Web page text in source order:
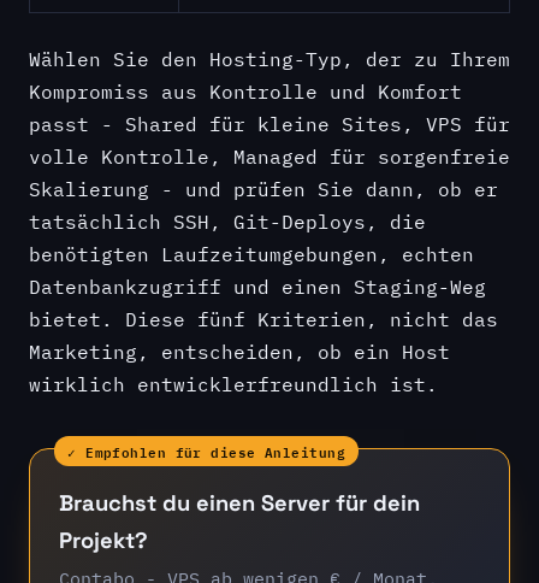
Wählen Sie den Hosting-Typ, der zu Ihrem
Kompromiss aus Kontrolle und Komfort
passt - Shared für kleine Sites, VPS für
volle Kontrolle, Managed für sorgenfreie
Skalierung - und prüfen Sie dann, ob er
tatsächlich SSH, Git-Deploys, die
benötigten Laufzeitumgebungen, echten
Datenbankzugriff und einen Staging-Weg
bietet. Diese fünf Kriterien, nicht das
Marketing, entscheiden, ob ein Host
wirklich entwicklerfreundlich ist.
✓ Empfohlen für diese Anleitung
Brauchst du einen Server für dein
Projekt?